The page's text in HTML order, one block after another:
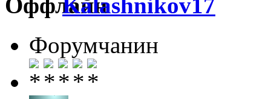
Форумчанин